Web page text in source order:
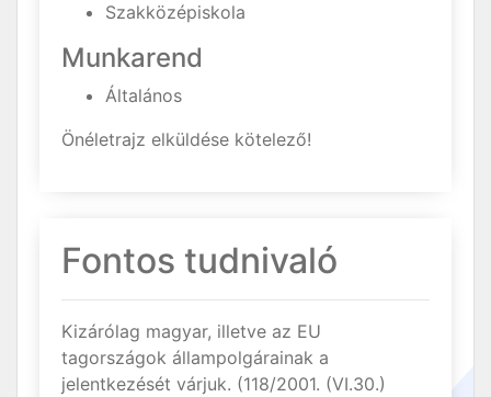
Szakközépiskola
Munkarend
Általános
Önéletrajz elküldése kötelező!
Fontos tudnivaló
Kizárólag magyar, illetve az EU
tagországok állampolgárainak a
jelentkezését várjuk. (118/2001. (VI.30.)